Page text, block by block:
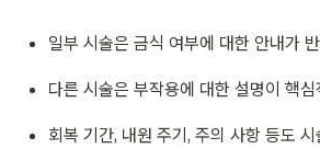
일부 시술은 금식 여부에 대한 안내가
다른 시술은 부작용에 대한 설명이 핵심
회복 기간, 내원 주기, 주의 사항 등도